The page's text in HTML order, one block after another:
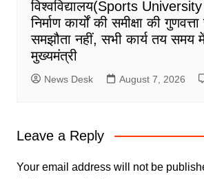
विश्वविद्यालय(Sports
निर्माण कार्यों की समीक्षा की
समझौता नहीं, सभी कार्य तय समय में
मुख्यमंत्री
News Desk August 7, 2026
Leave a Reply
Your email address will not be